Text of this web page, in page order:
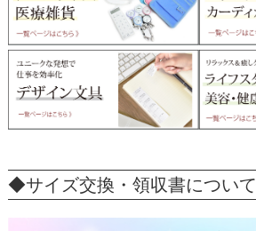
◆サイズ交換・領収書について